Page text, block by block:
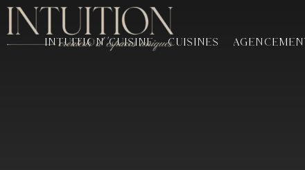
INTUITION CUISINE CUISINES